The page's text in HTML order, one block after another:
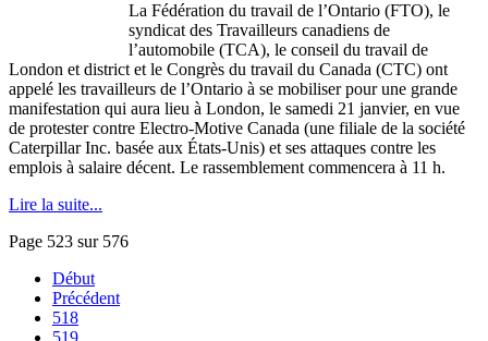
La Fédération du travail de l’Ontario (FTO), le
syndicat des Travailleurs canadiens de
l’automobile (TCA), le conseil du travail de
London et district et le Congrès du travail du Canada (CTC) ont
appelé les travailleurs de l’Ontario à se mobiliserpourune grande
manifestation qui aura lieu à London, le samedi 21 janvier, en vue
de protestercontre Electro-Motive Canada (une filiale de la société
Caterpillar Inc. basée aux États-Unis) et ses attaques contre les
emplois à salaire décent. Le rassemblement commencera à 11 h.
Lire la suite...
Page 523 sur 576
Début
Précédent
518